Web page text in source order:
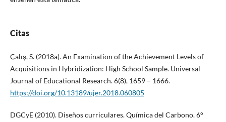
Citas
Çalış, S. (2018a). An Examination of the Achievement Levels of
Acquisitions in Hybridization: High School Sample. Universal
Journal of Educational Research. 6(8), 1659 – 1666.
https://doi.org/10.13189/ujer.2018.060805
DGCyE (2010). Diseños curriculares. Química del Carbono. 6°